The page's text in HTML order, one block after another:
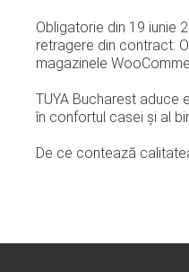
Obligatorie din 19 iunie
retragere din contract.
magazinele
TUYA Bucharest aduce
în confortul casei și al
De ce contează